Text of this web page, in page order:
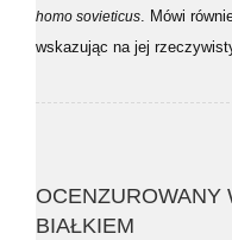
homo sovieticus. Mówi
wskazując na jej
OCENZUROWANY
BIAŁKIEM